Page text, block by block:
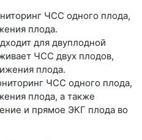
ЧСС одного плода,
плода.
для двуплодной
ЧСС двух плодов,
плода.
ЧСС одного плода,
плода, а также
и прямое ЭКГ плода во